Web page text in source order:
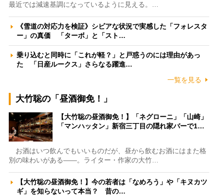
最近では減速基調になっているように見える。…
《雪道の対応力を検証》シビアな状況で実感した「フォレスタ
ー」の真価 「ターボ」と「スト…
乗り込むと同時に「これが軽？」と戸惑うのには理由があっ
た 「日産ルークス」さらなる躍進…
一覧を見る
大竹聡の「昼酒御免！」
【大竹聡の昼酒御免！】「ネグローニ」「山崎」
「マンハッタン」新宿三丁目の隠れ家バーで1…
お酒はいつ飲んでもいいものだが、昼から飲むお酒にはまた格
別の味わいがある――。ライター・作家の大竹…
【大竹聡の昼酒御免！】今の若者は「なめろう」や「キヌカツ
ギ」を知らないって本当？ 昔の…